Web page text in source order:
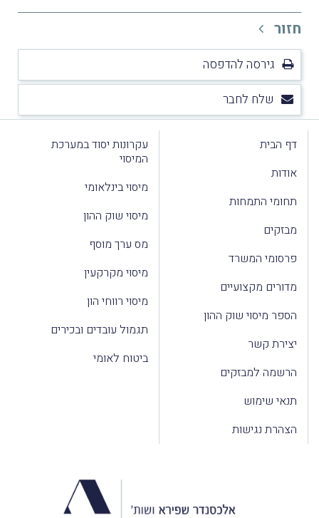
חזור
גירסה להדפסה
שלח לחבר
דף הבית
אודות
תחומי התמחות
מבזקים
פרסומי המשרד
מדורים מקצועיים
הספר מיסוי שוק ההון
יצירת קשר
הרשמה למבזקים
תנאי שימוש
הצהרת נגישות
עקרונות יסוד במערכת
המיסוי
מיסוי בינלאומי
מיסוי שוק ההון
מס ערך מוסף
מיסוי מקרקעין
מיסוי רווחי הון
תגמול עובדים ובכירים
ביטוח לאומי